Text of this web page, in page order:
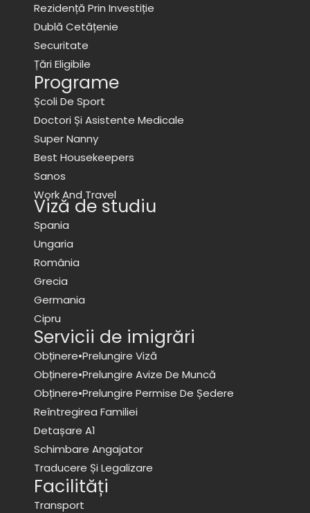
Rezidență Prin Investiție
Dublă Cetățenie
Securitate
Țări Eligibile
Programe
Școli De Sport
Doctori Și Asistente Medicale
Super Nanny
Best Housekeepers
Sanos
Work And Travel
Viză de studiu
Spania
Ungaria
România
Grecia
Germania
Cipru
Servicii de imigrări
Obținere•prelungire Viză
Obținere•prelungire Avize De Muncă
Obținere•prelungire Permise De Ședere
Reîntregirea Familiei
Detașare A1
Schimbare Angajator
Traducere Și Legalizare
Facilități
Transport